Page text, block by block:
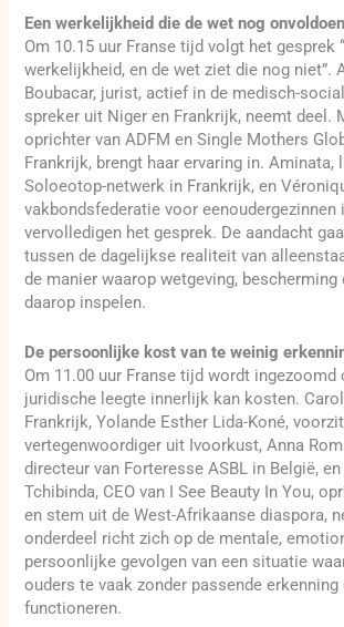
Een werkelijkheid die de wet nog
Om 10.15 uur Franse tijd volgt het gesprek
werkelijkheid, en de wet ziet die nog niet”.
Boubacar, jurist, actief in de medisch-
spreker uit Niger en Frankrijk, neemt deel.
oprichter van ADFM en Single Mothers
Frankrijk, brengt haar ervaring in. Aminata,
Soloeotop-netwerk in Frankrijk, en
vakbondsfederatie voor eenoudergezinnen
vervolledigen het gesprek. De aandacht
tussen de dagelijkse realiteit van
de manier waarop wetgeving,
daarop inspelen.
De persoonlijke kost van te weinig
Om 11.00 uur Franse tijd wordt ingezoomd
juridische leegte innerlijk kan kosten.
Frankrijk, Yolande Esther Lida-Koné,
vertegenwoordiger uit Ivoorkust, Anna
directeur van Forteresse ASBL in België,
Tchibinda, CEO van I See Beauty In You,
en stem uit de West-Afrikaanse diaspora,
onderdeel richt zich op de mentale,
persoonlijke gevolgen van een situatie
ouders te vaak zonder passende
functioneren.